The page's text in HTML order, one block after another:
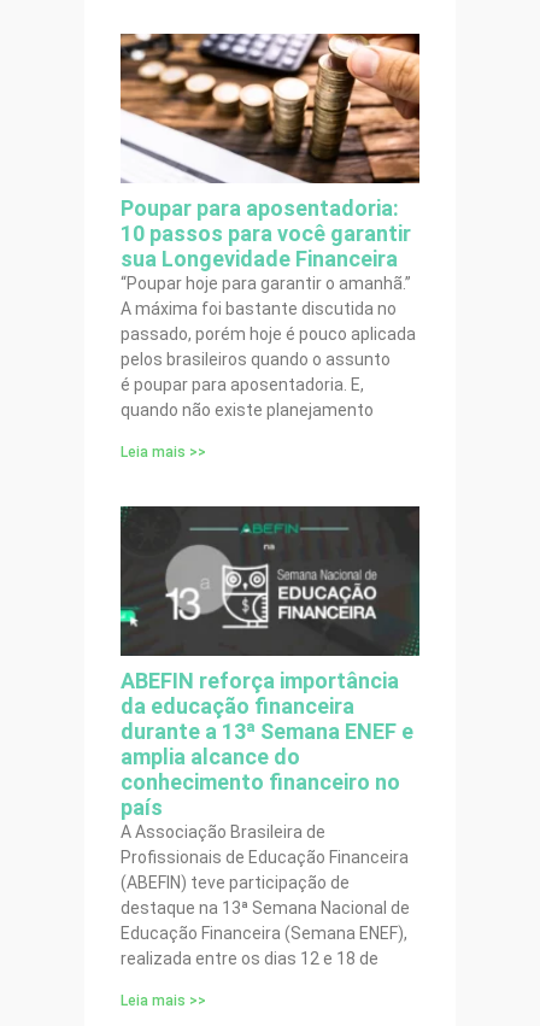
Poupar para aposentadoria:
10 passos para você garantir
sua Longevidade Financeira
“Poupar hoje para garantir o amanhã.”
A máxima foi bastante discutida no
passado, porém hoje é pouco aplicada
pelos brasileiros quando o assunto
é poupar para aposentadoria. E,
quando não existe planejamento
Leia mais >>
ABEFIN reforça importância
da educação financeira
durante a 13ª Semana ENEF e
amplia alcance do
conhecimento financeiro no
país
A Associação Brasileira de
Profissionais de Educação Financeira
(ABEFIN) teve participação de
destaque na 13ª Semana Nacional de
Educação Financeira (Semana ENEF),
realizada entre os dias 12 e 18 de
Leia mais >>